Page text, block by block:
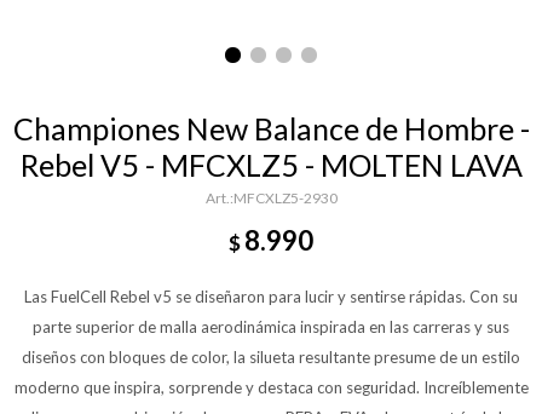
Championes New Balance de Hombre -
Rebel V5 - MFCXLZ5 - MOLTEN LAVA
MFCXLZ5-2930
$8.990
Las FuelCell Rebel v5 se diseñaron para lucir y sentirse rápidas. Con su
parte superior de malla aerodinámica inspirada en las carreras y sus
diseños con bloques de color, la silueta resultante presume de un estilo
moderno que inspira, sorprende y destaca con seguridad. Increíblemente